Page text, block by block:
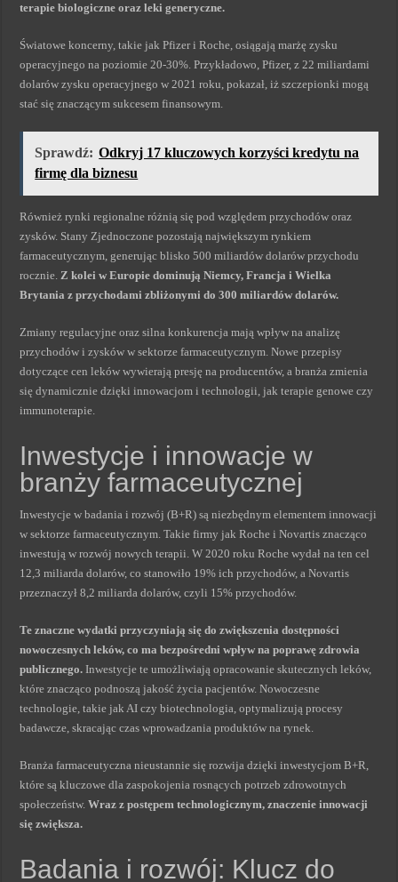
terapie biologiczne oraz leki generyczne.
Światowe koncerny, takie jak Pfizer i Roche, osiągają marżę zysku
operacyjnego na poziomie 20-30%. Przykładowo, Pfizer, z 22 miliardami
dolarów zysku operacyjnego w 2021 roku, pokazał, iż szczepionki mogą
stać się znaczącym sukcesem finansowym.
Sprawdź: Odkryj 17 kluczowych korzyści kredytu na
firmę dla biznesu
Również rynki regionalne różnią się pod względem przychodów oraz
zysków. Stany Zjednoczone pozostają największym rynkiem
farmaceutycznym, generując blisko 500 miliardów dolarów przychodu
rocznie.Z kolei w Europie dominują Niemcy, Francja i Wielka
Brytania z przychodami zbliżonymi do 300 miliardów dolarów.
Zmiany regulacyjne oraz silna konkurencja mają wpływ na analizę
przychodów i zysków w sektorze farmaceutycznym. Nowe przepisy
dotyczące cen leków wywierają presję na producentów, a branża zmienia
się dynamicznie dzięki innowacjom i technologii, jak terapie genowe czy
immunoterapie.
Inwestycje i innowacje w
branży farmaceutycznej
Inwestycje w badania i rozwój (B+R) są niezbędnym elementem innowacji
w sektorze farmaceutycznym. Takie firmy jak Roche i Novartis znacząco
inwestują w rozwój nowych terapii. W 2020 roku Roche wydał na ten cel
12,3 miliarda dolarów, co stanowiło 19% ich przychodów, a Novartis
przeznaczył 8,2 miliarda dolarów, czyli 15% przychodów.
Te znaczne wydatki przyczyniają się do zwiększenia dostępności
nowoczesnych leków, co ma bezpośredni wpływ na poprawę zdrowia
publicznego. Inwestycje te umożliwiają opracowanie skutecznych leków,
które znacząco podnoszą jakość życia pacjentów. Nowoczesne
technologie, takie jak AI czy biotechnologia, optymalizują procesy
badawcze, skracając czas wprowadzania produktów na rynek.
Branża farmaceutyczna nieustannie się rozwija dzięki inwestycjom B+R,
które są kluczowe dla zaspokojenia rosnących potrzeb zdrowotnych
społeczeństw.Wraz z postępem technologicznym, znaczenie innowacji
się zwiększa.
Badania i rozwój: Klucz do